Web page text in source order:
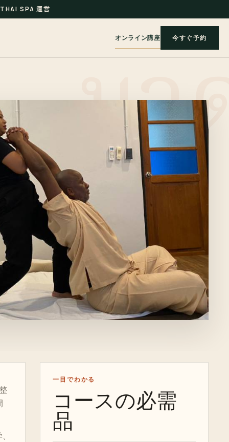
SPA 運営
オンライン講座 今すぐ予約
一目でわかる
コースの必需
品